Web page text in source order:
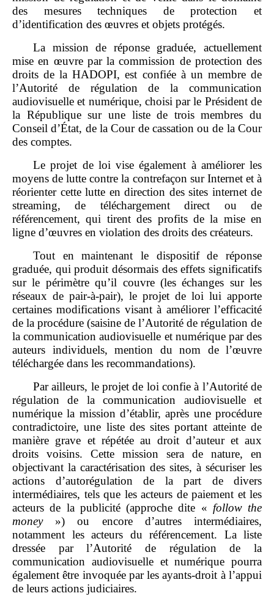
des mesures techniques de protection et
d’identification des œuvres et objets protégés.
La mission de réponse graduée, actuellement
mise en œuvre par la commission de protection des
droits de la HADOPI, est confiée à un membre de
l’Autorité de régulation de la communication
audiovisuelle et numérique, choisi par le Président de
la République sur une liste de trois membres du
Conseil d’État, de la Cour de cassation ou de la Cour
des comptes.
Le projet de loi vise également à améliorer les
moyens de lutte contre la contrefaçon sur Internet et à
réorienter cette lutte en direction des sites internet de
streaming, de téléchargement direct ou de
référencement, qui tirent des profits de la mise en
ligne d’œuvres en violation des droits des créateurs.
Tout en maintenant le dispositif de réponse
graduée, qui produit désormais des effets significatifs
sur le périmètre qu’il couvre (les échanges sur les
réseaux de pair‑à‑pair), le projet de loi lui apporte
certaines modifications visant à améliorer l’efficacité
de la procédure (saisine de l’Autorité de régulation de
la communication audiovisuelle et numérique par des
auteurs individuels, mention du nom de l’œuvre
téléchargée dans les recommandations).
Par ailleurs, le projet de loi confie à l’Autorité de
régulation de la communication audiovisuelle et
numérique la mission d’établir, après une procédure
contradictoire, une liste des sites portant atteinte de
manière grave et répétée au droit d’auteur et aux
droits voisins. Cette mission sera de nature, en
objectivant la caractérisation des sites, à sécuriser les
actions d’autorégulation de la part de divers
intermédiaires, tels que les acteurs de paiement et les
acteurs de la publicité (approche dite « follow the
money») ou encore d’autres intermédiaires,
notamment les acteurs du référencement. La liste
dressée par l’Autorité de régulation de la
communication audiovisuelle et numérique pourra
également être invoquée par les ayants‑droit à l’appui
de leurs actions judiciaires.